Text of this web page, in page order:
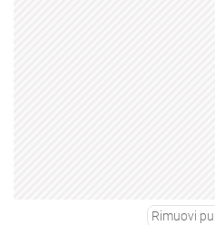
Rimuovi